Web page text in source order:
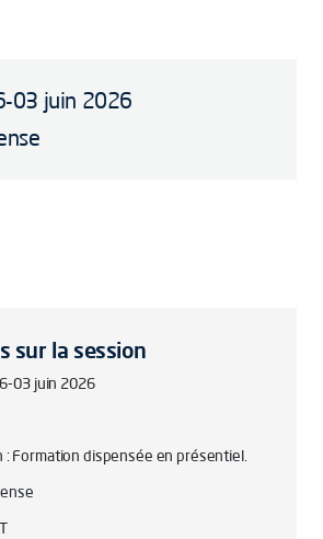
03 juin 2026
sur la session
03 juin 2026
: Formation dispensée en présentiel.